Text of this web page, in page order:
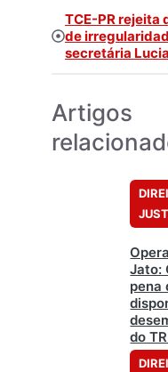
TCE-PR rejeita
de
secretária
Artigos
Jato:
pena
do